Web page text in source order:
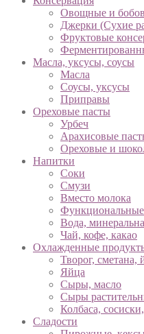
Овощные и
Джерки (Сухие
Фруктовые
Масла, уксусы, соусы
Масла
Соусы, уксусы
Приправы
Ореховые пасты
Урбеч
Арахисовые
Ореховые и
Напитки
Соки
Смузи
Вместо молока
Вода,
Чай, кофе, какао
Охлажденные
Творог, сметана,
Яйца
Сыры, масло
Сыры
Колбаса,
Сладости